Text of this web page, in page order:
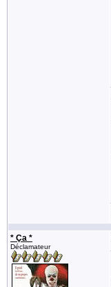
* Ça *
Déclamateur